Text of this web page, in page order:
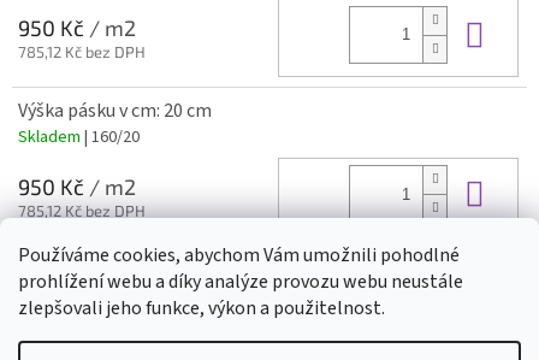
Používáme cookies, abychom Vám umožnili pohodlné
prohlížení webu a díky analýze provozu webu neustále
zlepšovali jeho funkce, výkon a použitelnost.
950 Kč / m2
785,12 Kč bez DPH
Výška pásku v cm: 20 cm
Skladem | 160/20
950 Kč / m2
785,12 Kč bez DPH